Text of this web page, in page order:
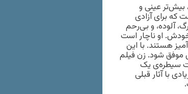
عینی و
برای آزادی
آلوده، و بی‌رحم
خودش. او ناچار است
هستند. با این
شود. زن فیلم
سیطره‌ی یک
با آثار قبلی